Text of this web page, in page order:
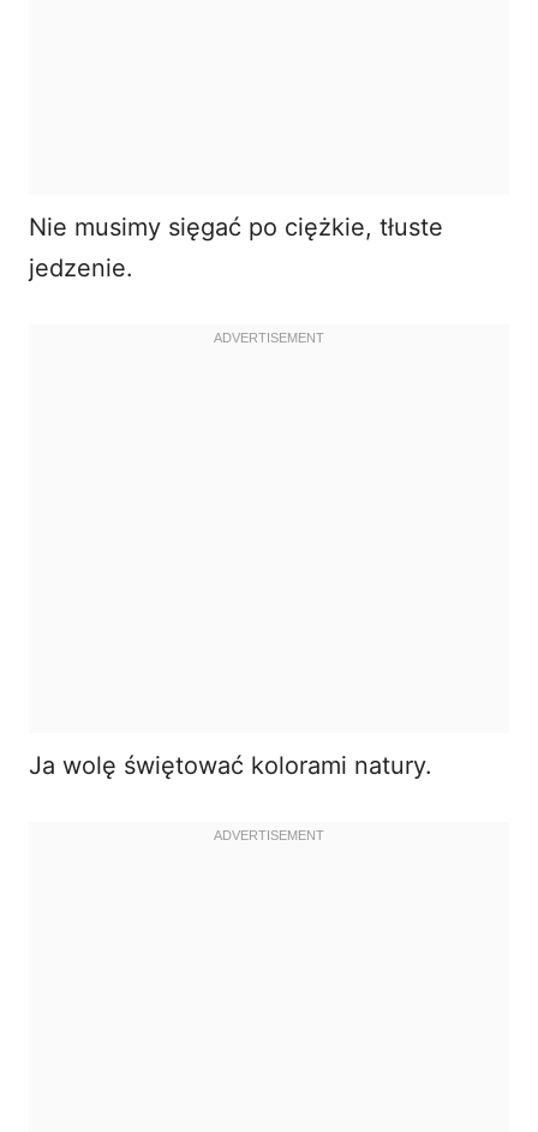
Nie musimy sięgać po ciężkie, tłuste
jedzenie.
Ja wolę świętować kolorami natury.